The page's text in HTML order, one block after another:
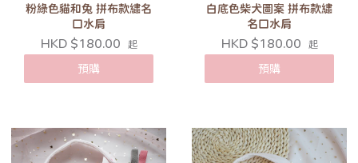
粉綠色貓和兔 拼布款繡名
口水肩
HKD $180.00 起
預購
白底色柴犬圖案 拼布款繡
名口水肩
HKD $180.00 起
預購